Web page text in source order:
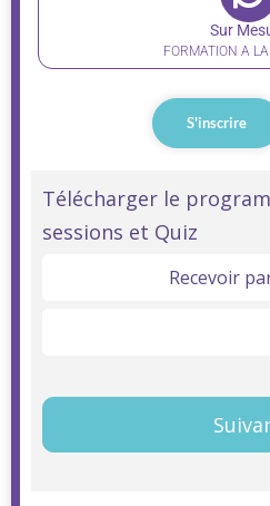
Sur
FORMATION A
S'inscrire
Linguistique
Anglais
Premier
Télécharger le
sessions et Quiz
Recevoir